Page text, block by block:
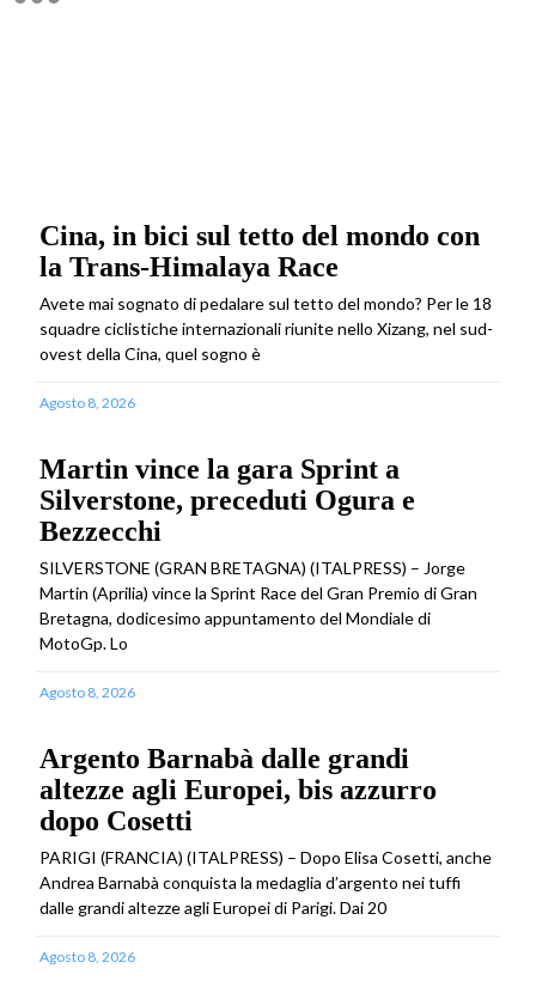
Cina, in bici sul tetto del mondo con
la Trans-Himalaya Race
Avete mai sognato di pedalare sul tetto del mondo? Per le 18
squadre ciclistiche internazionali riunite nello Xizang, nel sud-
ovest della Cina, quel sogno è
Agosto 8, 2026
Martin vince la gara Sprint a
Silverstone, preceduti Ogura e
Bezzecchi
SILVERSTONE (GRAN BRETAGNA) (ITALPRESS) – Jorge
Martin (Aprilia) vince la Sprint Race del Gran Premio di Gran
Bretagna, dodicesimo appuntamento del Mondiale di
MotoGp. Lo
Agosto 8, 2026
Argento Barnabà dalle grandi
altezze agli Europei, bis azzurro
dopo Cosetti
PARIGI (FRANCIA) (ITALPRESS) – Dopo Elisa Cosetti, anche
Andrea Barnabà conquista la medaglia d’argento nei tuffi
dalle grandi altezze agli Europei di Parigi. Dai 20
Agosto 8, 2026